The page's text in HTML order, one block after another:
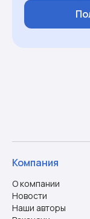
Компания
О компании
Новости
Наши авторы